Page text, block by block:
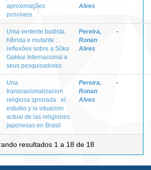
aproximações
possíveis
Alves
Uma vertente budista
híbrida e mutante :
reflexões sobre a Sôka
Gakkai Internacional e
seus pesquisadores
Pereira,
Ronan
Alves
-
Una
transnacionalizacion
religiosa ignorada : el
estudio y la situacion
actual de las religiones
japonesas en Brasil
Pereira,
Ronan
Alves
-
resultados 1 a 18 de 18